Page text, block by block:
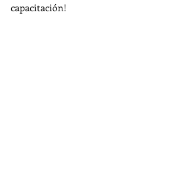
capacitación!